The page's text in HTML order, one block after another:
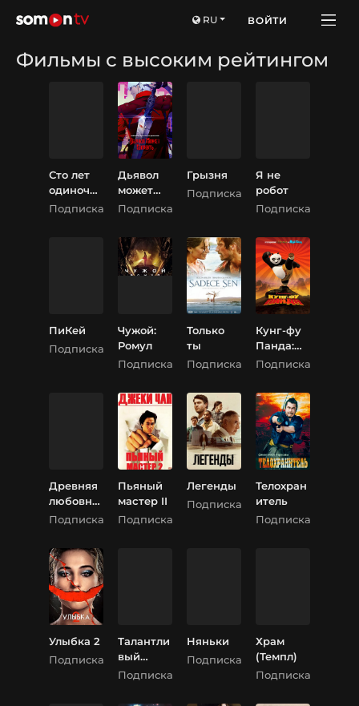
RU ВОЙТИ
Фильмы с высоким рейтингом
Сто лет
одиночес
тва
Подписка
Дьявол
может
плакать
Подписка
Грызня
Подписка
Я не
робот
Подписка
ПиКей
Подписка
Чужой:
Ромул
Подписка
Только
ты
Подписка
Кунг-фу
Панда:
Трилогия
Подписка
Древняя
любовна
я поэзия
Подписка
Пьяный
мастер II
Подписка
Легенды
Подписка
Телохран
итель
Подписка
Улыбка 2
Подписка
Талантли
вый
мистер
Подписка
Няньки
Подписка
Храм
(Темпл)
Подписка